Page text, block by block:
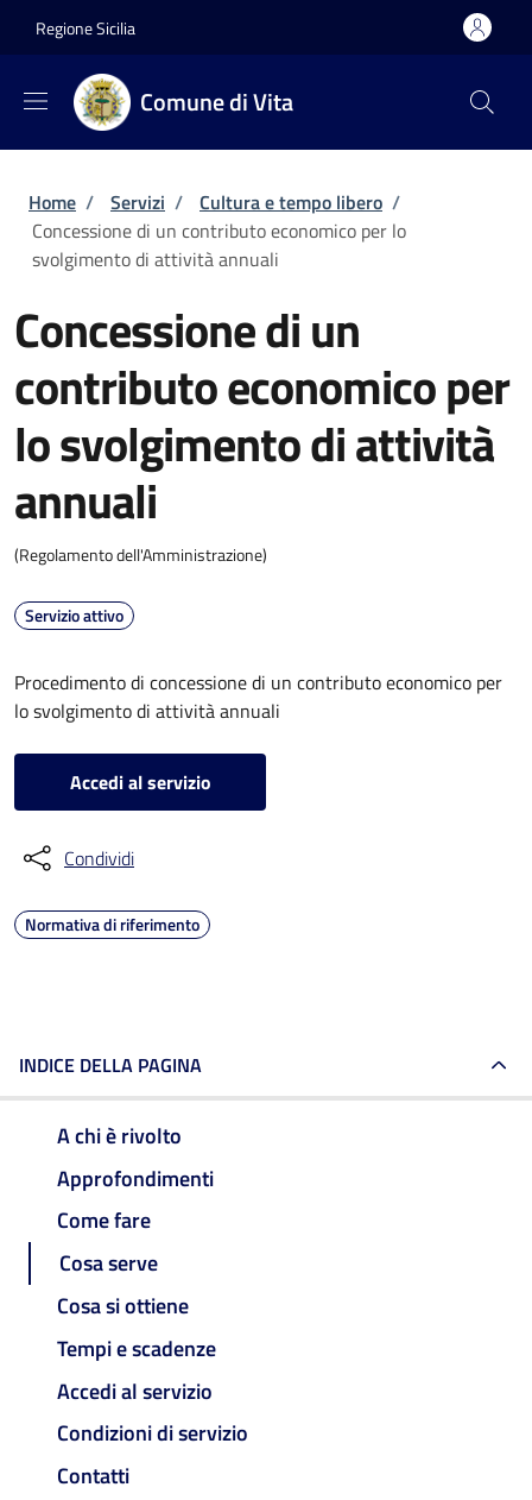
Regione Sicilia
Comune di Vita
Briciole di pane
Home / Servizi / Cultura e tempo libero /
Concessione di un contributo economico per lo
svolgimento di attività annuali
Concessione di un
contributo economico per
lo svolgimento di attività
annuali
(Regolamento dell'Amministrazione)
Servizio attivo
Procedimento di concessione di un contributo economico per
lo svolgimento di attività annuali
Accedi al servizio
Condividi
Normativa di riferimento
INDICE DELLA PAGINA
A chi è rivolto
Approfondimenti
Come fare
Cosa serve
Cosa si ottiene
Tempi e scadenze
Accedi al servizio
Condizioni di servizio
Contatti